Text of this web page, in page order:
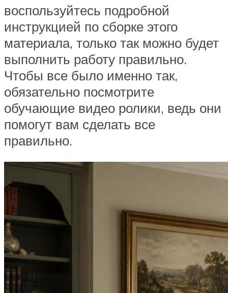
воспользуйтесь подробной
инструкцией по сборке этого
материала, только так можно будет
выполнить работу правильно.
Чтобы все было именно так,
обязательно посмотрите
обучающие видео ролики, ведь они
помогут вам сделать все
правильно.